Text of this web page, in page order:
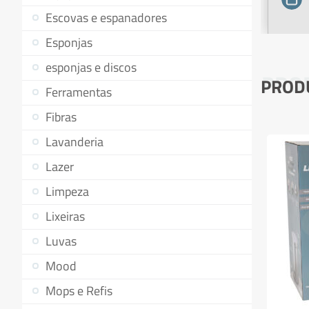
Escovas e espanadores
Esponjas
esponjas e discos
Ferramentas
Fibras
Lavanderia
Lazer
Limpeza
Lixeiras
Luvas
Mood
Mops e Refis